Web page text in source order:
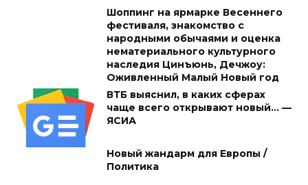
Шоппинг на ярмарке Весеннего
фестиваля, знакомство с
народными обычаями и оценка
нематериального культурного
наследия Цинъюнь, Дечжоу:
Оживленный Малый Новый год
ВТБ выяснил, в каких сферах
чаще всего открывают новый… —
ЯСИА
Новый жандарм для Европы /
Политика